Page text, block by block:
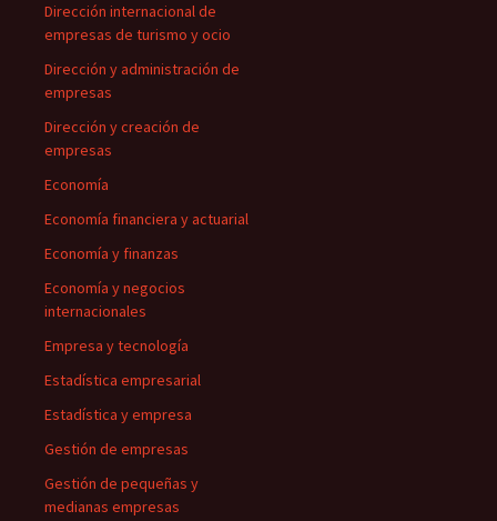
Dirección internacional de
empresas de turismo y ocio
Dirección y administración de
empresas
Dirección y creación de
empresas
Economía
Economía financiera y actuarial
Economía y finanzas
Economía y negocios
internacionales
Empresa y tecnología
Estadística empresarial
Estadística y empresa
Gestión de empresas
Gestión de pequeñas y
medianas empresas